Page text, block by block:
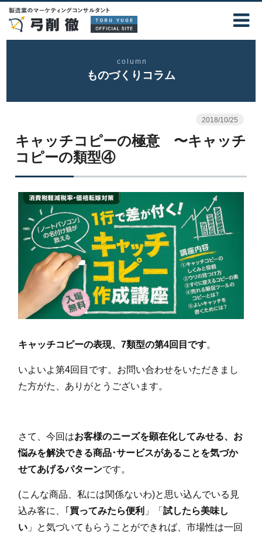
column
ものづくりコラム
2018/10/25
キャッチコピーの極意 〜キャッチ
コピーの類型④
キャッチコピーの表現、7類型の第4回目です。
いよいよ第4回目です。お問い合わせをいただきまし
た方がた、ありがとうございます。
さて、今回はお客様のニーズを顕在化してみせる、お
悩みを解決できる商品･サービスがあることを気づか
せてあげるパターンです。
(こんな商品、私には関係ないわ)と思い込んでいる見
込み客に、｢ 買ってみたら便利 」「試したら美味し
い 」と気づいてもらうことができれば、市場性は一回